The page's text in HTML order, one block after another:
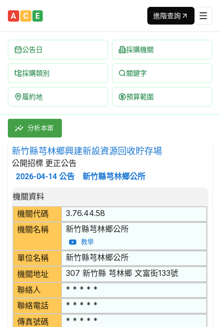
A C E 進階查詢
公告日 採購機關
採購類別 關鍵字
履約地 預算範圍
新竹縣芎林鄉興建新設資源回收貯存場 招標公告 | 案號：
採購類別：工程類 其他用途建築工程 | 招標方式：公開招
分析本案
新竹縣芎林鄉興建新設資源回收貯存場
公開招標 更正公告
2026-04-14 公告 新竹縣芎林鄉公所
招標公告詳細內容
機關資料
機關代碼
3.76.44.58
機關名稱 新竹縣芎林鄉公所
教學
單位名稱 新竹縣芎林鄉公所
機關地址 307 新竹縣 芎林鄉 文富街133號
聯絡人 * * * * *
聯絡電話 * * * * *
傳真號碼 * * * * *